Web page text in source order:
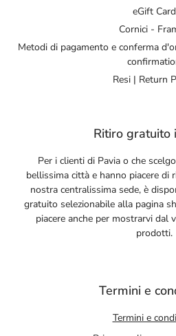
eGift Card
Cornici -
Metodi di pagamento e conferma
Resi | Return
Ritiro gratuito
Per i clienti di Pavia o che
bellissima città e hanno piacere di
nostra centralissima sede, è
gratuito selezionabile alla pagina
piacere anche per mostrarvi dal
prodotti.
Termini e
Termini e